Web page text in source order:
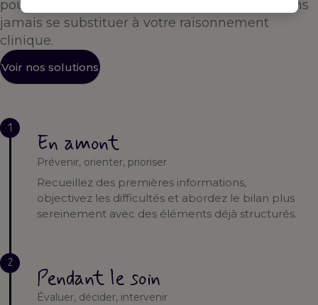
pour vous accompagner à chaque étape — sans
jamais se substituer à votre raisonnement
clinique.
Voir nos solutions
1
En amont
Prévenir, orienter, prioriser
Recueillez des premières informations,
objectivez les difficultés et abordez le bilan plus
sereinement avec des éléments déjà structurés.
2
Pendant le soin
Évaluer, décider, intervenir